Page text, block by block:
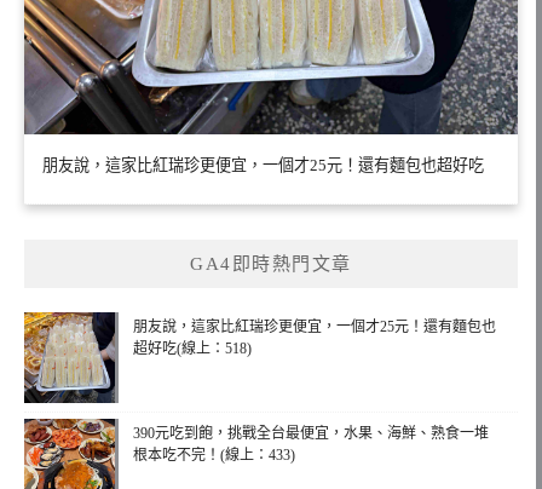
朋友說，這家比紅瑞珍更便宜，一個才25元！還有麵包也超好吃
GA4即時熱門文章
朋友說，這家比紅瑞珍更便宜，一個才25元！還有麵包也
超好吃(線上：518)
390元吃到飽，挑戰全台最便宜，水果、海鮮、熟食一堆
根本吃不完！(線上：433)